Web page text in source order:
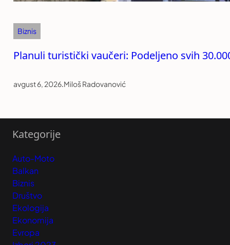
Biznis
Planuli turistički vaučeri: Podeljeno svih
avgust 6, 2026.Miloš Radovanović
Kategorije
Auto-Moto
Balkan
Biznis
Društvo
Ekologija
Ekonomija
Evropa